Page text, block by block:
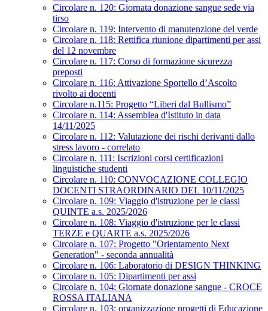
Circolare n. 120: Giornata donazione sangue sede via
tirso
Circolare n. 119: Intervento di manutenzione del verde
Circolare n. 118: Rettifica riunione dipartimenti per assi
del 12 novembre
Circolare n. 117: Corso di formazione sicurezza
preposti
Circolare n. 116: Attivazione Sportello d’Ascolto
rivolto ai docenti
Circolare n.115: Progetto “Liberi dal Bullismo”
Circolare n. 114: Assemblea d'Istituto in data
14/11/2025
Circolare n. 112: Valutazione dei rischi derivanti dallo
stress lavoro - correlato
Circolare n. 111: Iscrizioni corsi certificazioni
linguistiche studenti
Circolare n. 110: CONVOCAZIONE COLLEGIO
DOCENTI STRAORDINARIO DEL 10/11/2025
Circolare n. 109: Viaggio d'istruzione per le classi
QUINTE a.s. 2025/2026
Circolare n. 108: Viaggio d'istruzione per le classi
TERZE e QUARTE a.s. 2025/2026
Circolare n. 107: Progetto "Orientamento Next
Generation" - seconda annualità
Circolare n. 106: Laboratorio di DESIGN THINKING
Circolare n. 105: Dipartimenti per assi
Circolare n. 104: Giornate donazione sangue - CROCE
ROSSA ITALIANA
Circolare n. 103: organizzazione progetti di Educazione